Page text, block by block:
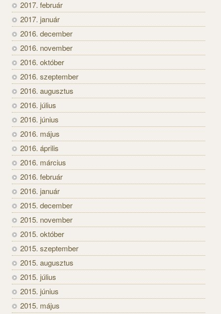
2017. február
2017. január
2016. december
2016. november
2016. október
2016. szeptember
2016. augusztus
2016. július
2016. június
2016. május
2016. április
2016. március
2016. február
2016. január
2015. december
2015. november
2015. október
2015. szeptember
2015. augusztus
2015. július
2015. június
2015. május